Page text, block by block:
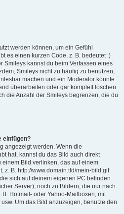
werden können, um ein Gefühl
es einen kurzen Code, z. B. bedeutet :)
Smileys kannst du beim Verfassen eines
Smileys nicht zu häufig zu benutzen,
machen und ein Moderator könnte
überarbeiten oder gar komplett löschen.
die Anzahl der Smileys begrenzen, die du
einfügen?
angezeigt werden. Wenn die
hat, kannst du das Bild auch direkt
einem Bild verlinken, das auf einem
z. B. http://www.domain.tld/mein-bild.gif.
sich auf deinem eigenen PC befinden
Server), noch zu Bildern, die nur nach
Hotmail- oder Yahoo-Mailboxen, mit
Um das Bild anzuzeigen, benutze den